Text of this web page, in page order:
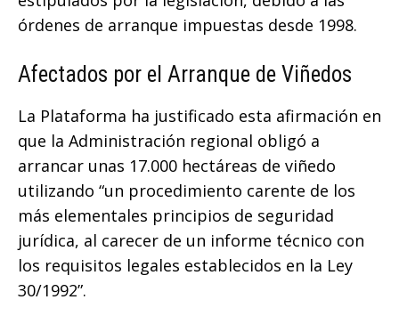
órdenes de arranque impuestas desde 1998.
Afectados por el Arranque de Viñedos
La Plataforma ha justificado esta afirmación en
que la Administración regional obligó a
arrancar unas 17.000 hectáreas de viñedo
utilizando “un procedimiento carente de los
más elementales principios de seguridad
jurídica, al carecer de un informe técnico con
los requisitos legales establecidos en la Ley
30/1992”.